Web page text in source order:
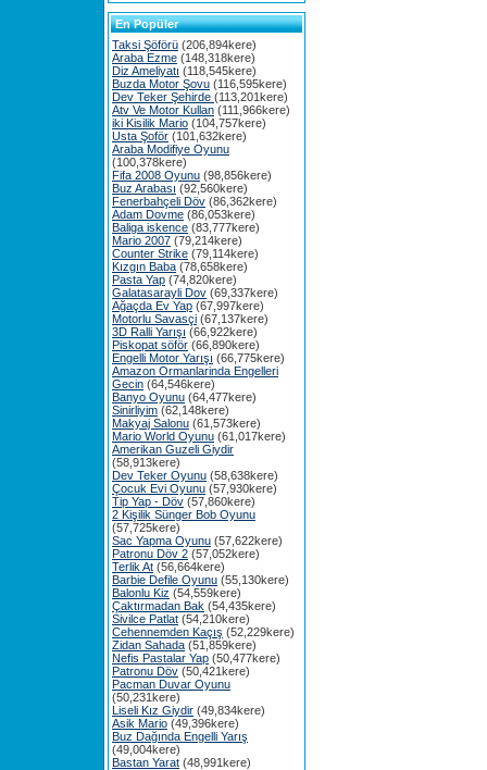
En Popüler
Taksi Şöförü (206,894kere)
Araba Ezme (148,318kere)
Diz Ameliyatı (118,545kere)
Buzda Motor Şovu (116,595kere)
Dev Teker Şehirde (113,201kere)
Atv Ve Motor Kullan (111,966kere)
iki Kisilik Mario (104,757kere)
Usta Şoför (101,632kere)
Araba Modifiye Oyunu
(100,378kere)
Fifa 2008 Oyunu (98,856kere)
Buz Arabası (92,560kere)
Fenerbahçeli Döv (86,362kere)
Adam Dovme (86,053kere)
Baliga iskence (83,777kere)
Mario 2007 (79,214kere)
Counter Strike (79,114kere)
Kızgın Baba (78,658kere)
Pasta Yap (74,820kere)
Galatasarayli Dov (69,337kere)
Ağaçda Ev Yap (67,997kere)
Motorlu Savasçi (67,137kere)
3D Ralli Yarışı (66,922kere)
Piskopat söför (66,890kere)
Engelli Motor Yarışı (66,775kere)
Amazon Ormanlarinda Engelleri
Gecin (64,546kere)
Banyo Oyunu (64,477kere)
Sinirliyim (62,148kere)
Makyaj Salonu (61,573kere)
Mario World Oyunu (61,017kere)
Amerikan Guzeli Giydir
(58,913kere)
Dev Teker Oyunu (58,638kere)
Çocuk Evi Oyunu (57,930kere)
Tip Yap - Döv (57,860kere)
2 Kişilik Sünger Bob Oyunu
(57,725kere)
Sac Yapma Oyunu (57,622kere)
Patronu Döv 2 (57,052kere)
Terlik At (56,664kere)
Barbie Defile Oyunu (55,130kere)
Balonlu Kiz (54,559kere)
Çaktırmadan Bak (54,435kere)
Sivilce Patlat (54,210kere)
Cehennemden Kaçış (52,229kere)
Zidan Sahada (51,859kere)
Nefis Pastalar Yap (50,477kere)
Patronu Döv (50,421kere)
Pacman Duvar Oyunu
(50,231kere)
Liseli Kız Giydir (49,834kere)
Asik Mario (49,396kere)
Buz Dağında Engelli Yarış
(49,004kere)
Bastan Yarat (48,991kere)